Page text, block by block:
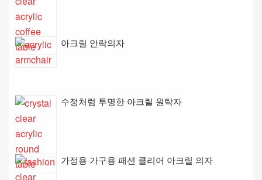
아크릴 안락의자
수정처럼 투명한 아크릴 원탁자
가정용 가구용 패션 클리어 아크릴 의자